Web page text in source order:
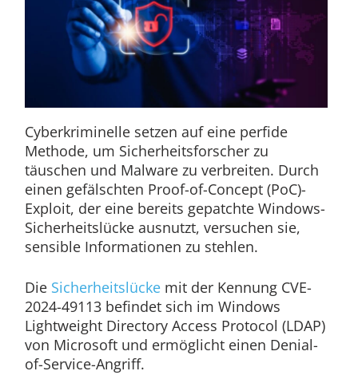
Cyberkriminelle setzen auf eine perfide
Methode, um Sicherheitsforscher zu
täuschen und Malware zu verbreiten. Durch
einen gefälschten Proof-of-Concept (PoC)-
Exploit, der eine bereits gepatchte Windows-
Sicherheitslücke ausnutzt, versuchen sie,
sensible Informationen zu stehlen.
Die Sicherheitslückemit der Kennung CVE-
2024-49113 befindet sich im Windows
Lightweight Directory Access Protocol (LDAP)
von Microsoft und ermöglicht einen Denial-
of-Service-Angriff.